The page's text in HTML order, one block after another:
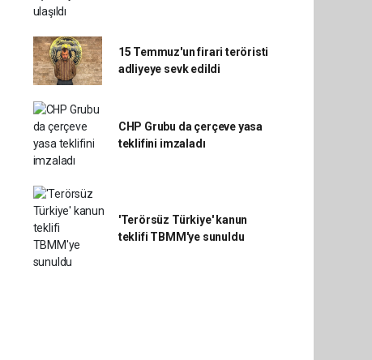
15 Temmuz'un firari teröristi
adliyeye sevk edildi
CHP Grubu da çerçeve yasa
teklifini imzaladı
'Terörsüz Türkiye' kanun
teklifi TBMM'ye sunuldu